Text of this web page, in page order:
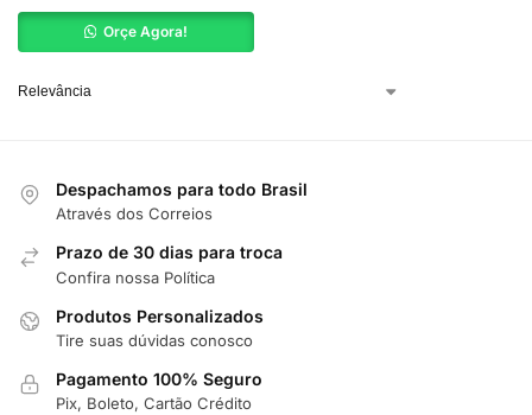
Orçe Agora!
Despachamos para todo Brasil
Através dos Correios
Prazo de 30 dias para troca
Confira nossa Política
Produtos Personalizados
Tire suas dúvidas conosco
Pagamento 100% Seguro
Pix, Boleto, Cartão Crédito